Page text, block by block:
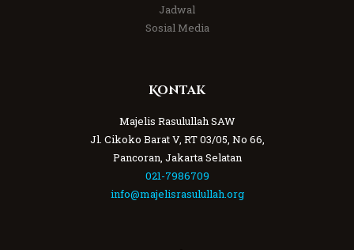
Jadwal
Sosial Media
Kontak
Majelis Rasulullah SAW
Jl. Cikoko Barat V, RT 03/05, No 66,
Pancoran, Jakarta Selatan
021-7986709
info@majelisrasulullah.org